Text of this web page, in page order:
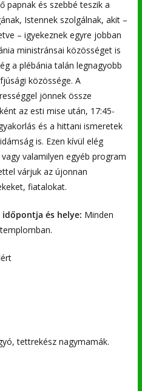
papnak és szebbé teszik a
Istennek szolgálnak, akit –
– igyekeznek egyre jobban
ministránsai közösséget is
a plébánia talán legnagyobb
közössége. A
jönnek össze
az esti mise után, 17:45-
és a hittani ismeretek
is. Ezen kívül elég
valamilyen egyéb program
várjuk az újonnan
fiatalokat.
időpontja és helye: Minden
tettrekész nagymamák.